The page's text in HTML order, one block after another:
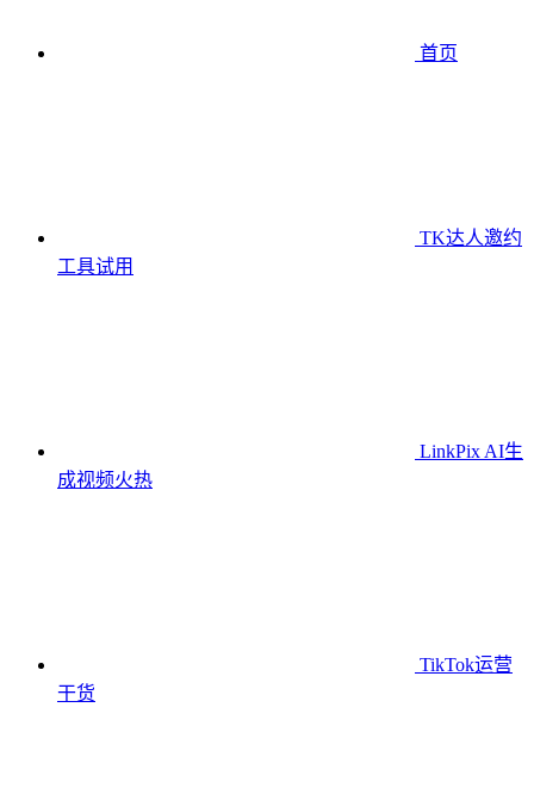
首页
TK达人邀约
工具试用
LinkPix AI生
成视频火热
TikTok运营
干货